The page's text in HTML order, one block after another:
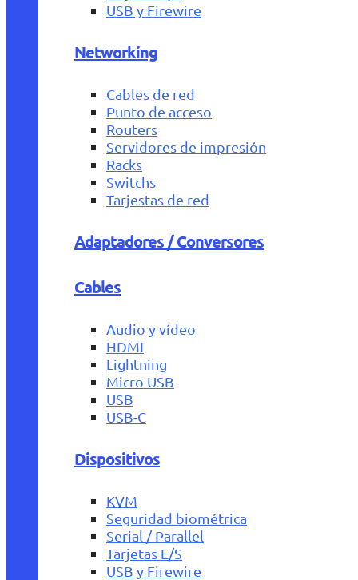
USB y Firewire
Networking
Cables de red
Punto de acceso
Routers
Servidores de impresión
Racks
Switchs
Tarjestas de red
Adaptadores / Conversores
Cables
Audio y vídeo
HDMI
Lightning
Micro USB
USB
USB-C
Dispositivos
KVM
Seguridad biométrica
Serial / Parallel
Tarjetas E/S
USB y Firewire